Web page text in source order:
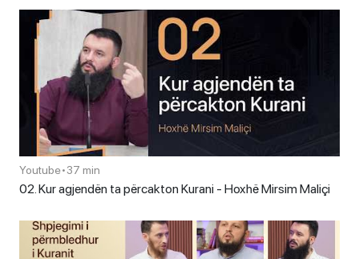
Youtube•37 min
02. Kur agjendën ta përcakton Kurani - Hoxhë Mirsim Maliçi